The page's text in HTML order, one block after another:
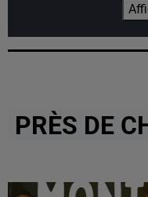
PRÈS DE